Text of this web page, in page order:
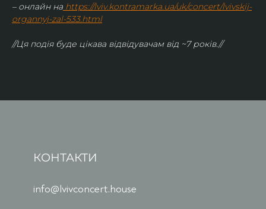
– онлайн на https://lviv.kontramarka.ua/uk/concert/lvivskij-
organnyj-zal-533.html
//Ця подія буде цікава відвідувачам від ~7 років.//
КОНТАКТИ
info@lvivconcert.house